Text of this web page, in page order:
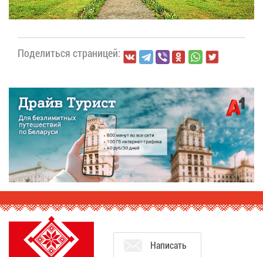
По­де­лить­ся стра­ни­цей:
На­пи­сать